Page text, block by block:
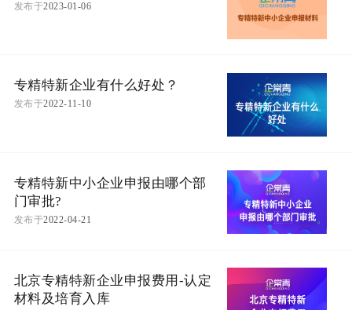
发布于2023-01-06
专精特新企业有什么好处？
发布于2022-11-10
专精特新中小企业申报由哪个部
门审批?
发布于2022-04-21
北京专精特新企业申报费用-认定
材料及培育入库